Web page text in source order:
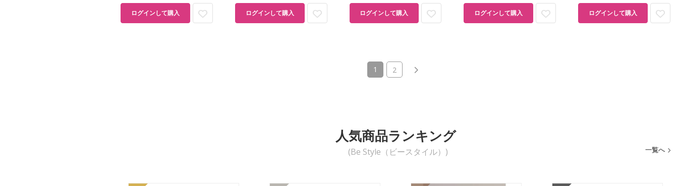
ログインして購入 ログインして購入 ログインして購入 ログインして購入 ログインして購入
1 (current)
2
人気商品ランキング
(Be Style（ビースタイル）) 一覧へ